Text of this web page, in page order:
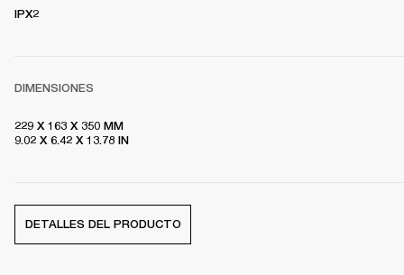
IPX2
DIMENSIONES
229 X 163 X 350 MM
9.02 X 6.42 X 13.78 IN
DETALLES DEL PRODUCTO